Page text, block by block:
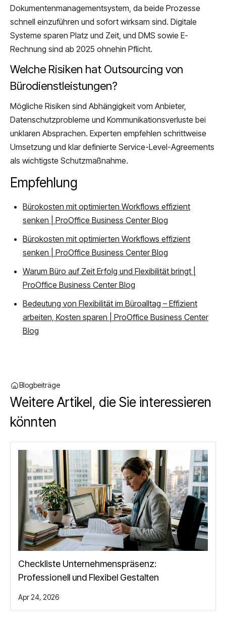
Dokumentenmanagementsystem, da beide Prozesse
schnell einzuführen und sofort wirksam sind. Digitale
Systeme sparen Platz und Zeit, und DMS sowie E-
Rechnung sind ab 2025 ohnehin Pflicht.
Welche Risiken hat Outsourcing von
Bürodienstleistungen?
Mögliche Risiken sind Abhängigkeit vom Anbieter,
Datenschutzprobleme und Kommunikationsverluste bei
unklaren Absprachen. Experten empfehlen schrittweise
Umsetzung und klar definierte Service-Level-Agreements
als wichtigste Schutzmaßnahme.
Empfehlung
Bürokosten mit optimierten Workflows effizient
senken | ProOffice Business Center Blog
Bürokosten mit optimierten Workflows effizient
senken | ProOffice Business Center Blog
Warum Büro auf Zeit Erfolg und Flexibilität bringt |
ProOffice Business Center Blog
Bedeutung von Flexibilität im Büroalltag – Effizient
arbeiten, Kosten sparen | ProOffice Business Center
Blog
Blogbeiträge
Weitere Artikel, die Sie interessieren
könnten
Checkliste Unternehmenspräsenz:
Professionell und Flexibel Gestalten
Apr 24, 2026